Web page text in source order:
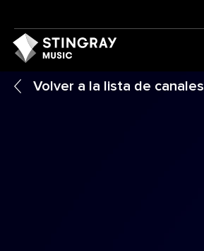
Volver a la lista de canales